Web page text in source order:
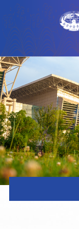
网站首页
中心简介
成果超市
专家团队
政策法规
下载专区